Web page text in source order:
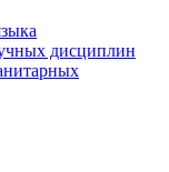
дисциплин